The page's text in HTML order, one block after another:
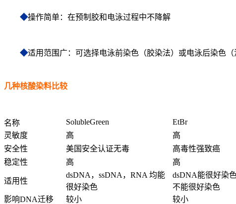
◆操作简单：在预制胶和电泳过程中不降解
◆适用范围广：可选择电泳前染色（胶染法）或电泳后染色（
几种核酸染料比较
名称 SolubleGreen EtBr
灵敏度
高 高
安全性
美国安全认证无毒 高毒性强致癌
稳定性
高 高
适用性
dsDNA，ssDNA，RNA 均能
很好染色
dsDNA能很好染
不能很好染色
影响DNA迁移
较小 较小